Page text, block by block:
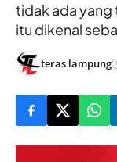
tidak ada yang
itu dikenal
teras lampung